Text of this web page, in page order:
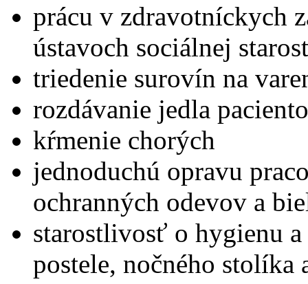
prácu v zdravotníckych
ústavoch sociálnej
triedenie surovín na
rozdávanie jedla
kŕmenie chorých
jednoduchú opravu
ochranných odevov a
starostlivosť o hygienu
postele, nočného stolíka